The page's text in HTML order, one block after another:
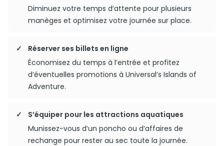
Diminuez votre temps d’attente pour plusieurs
manèges et optimisez votre journée sur place.
Réserver ses billets en ligne
Économisez du temps à l’entrée et profitez
d’éventuelles promotions à Universal’s Islands of
Adventure.
S’équiper pour les attractions aquatiques
Munissez-vous d’un poncho ou d’affaires de
rechange pour rester au sec toute la journée.